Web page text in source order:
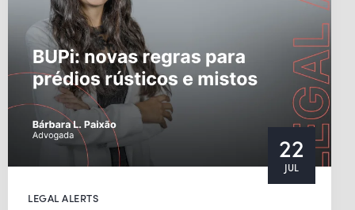
22
JUL
LEGAL ALERTS